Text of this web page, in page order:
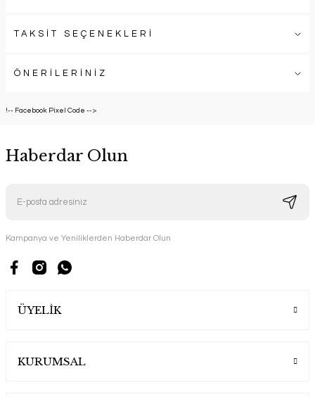
TAKSİT SEÇENEKLERİ
ÖNERİLERİNİZ
!-- Facebook Pixel Code -->
Haberdar Olun
Kampanya ve Yeniliklerden Haberdar Olun
ÜYELİK
KURUMSAL